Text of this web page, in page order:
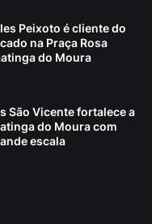
Peixoto é cliente do
na Praça Rosa
do Moura
São Vicente fortalece a
do Moura com
escala